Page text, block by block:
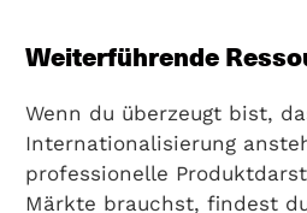
Weiterführende
Wenn du überzeugt bist,
Internationalisierung
professionelle
Märkte brauchst, findest